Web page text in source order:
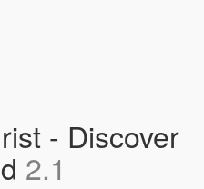
- Discover
2.1